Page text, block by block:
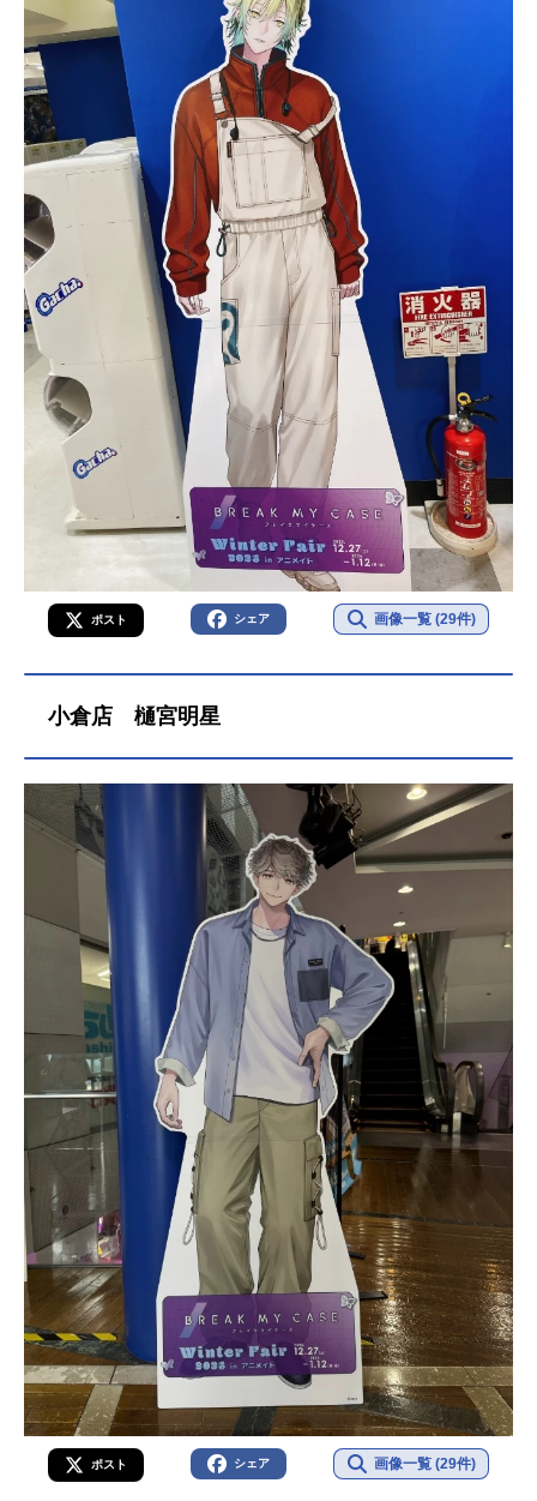
ポスト シェア 画像一覧 (29件)
小倉店 樋宮明星
ポスト シェア 画像一覧 (29件)